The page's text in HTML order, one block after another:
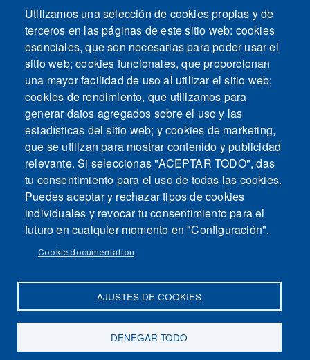
ContactoAviso legalPolitica de Privacidad
Utilizamos una selección de cookies propias y de
terceros en las páginas de este sitio web: cookies
esenciales, que son necesarias para poder usar el
sitio web; cookies funcionales, que proporcionan
una mayor facilidad de uso al utilizar el sitio web;
cookies de rendimiento, que utilizamos para
generar datos agregados sobre el uso y las
estadísticas del sitio web; y cookies de marketing,
que se utilizan para mostrar contenido y publicidad
relevante. Si seleccionas "ACEPTAR TODO", das
tu consentimiento para el uso de todas las cookies.
Puedes aceptar y rechazar tipos de cookies
individuales y revocar tu consentimiento para el
futuro en cualquier momento en "Configuración".
Cookie documentation
AJUSTES DE COOKIES
DENEGAR TODO